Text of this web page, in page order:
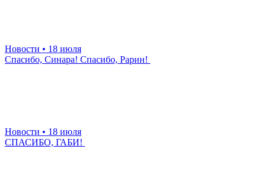
Новости • 18 июля
Спасибо, Синара! Спасибо, Рарин!
Новости • 18 июля
СПАСИБО, ГАБИ!